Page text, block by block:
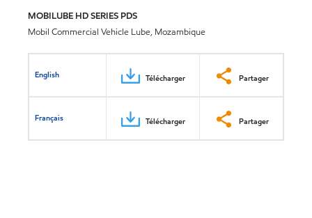
MOBILUBE HD SERIES PDS
Mobil Commercial Vehicle Lube, Mozambique
English Télécharger Partager
Français Télécharger Partager